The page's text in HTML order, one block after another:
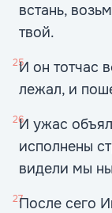
встань,
твой.
25И он тотчас
лежал, и
26И ужас
исполнены
видели мы
27После сего